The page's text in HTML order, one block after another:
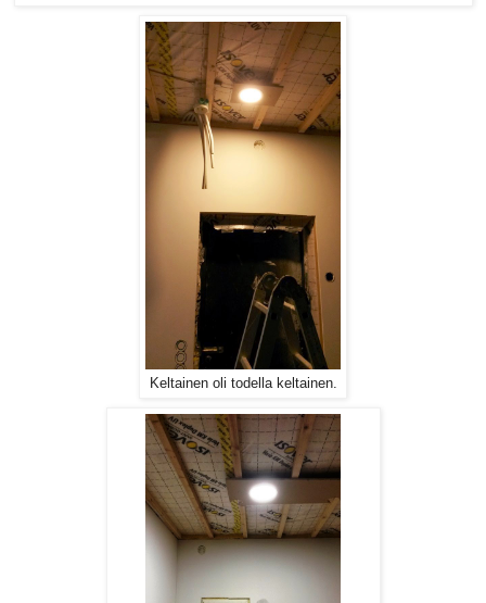
Keltainen oli todella keltainen.